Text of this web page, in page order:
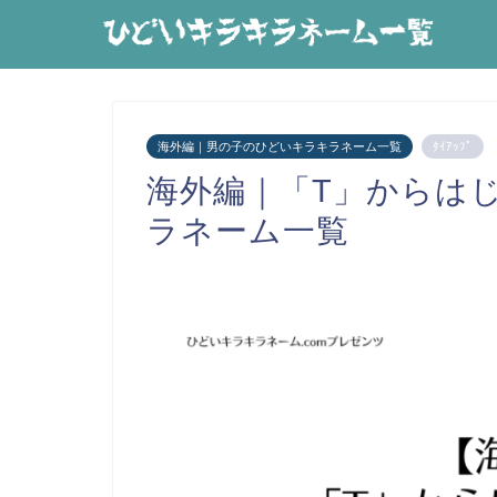
海外編｜男の子のひどいキラキラネーム一覧 ﾀｲｱｯﾌﾟ
海外編｜「T」からは
ラネーム一覧